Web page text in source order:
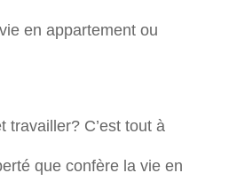
en appartement ou
travailler? C’est tout à
que confère la vie en